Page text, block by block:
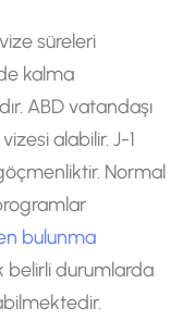
süreleri
kalma
ABD vatandaşı
vizesi alabilir. J-1
Normal
bulunma
belirli durumlarda